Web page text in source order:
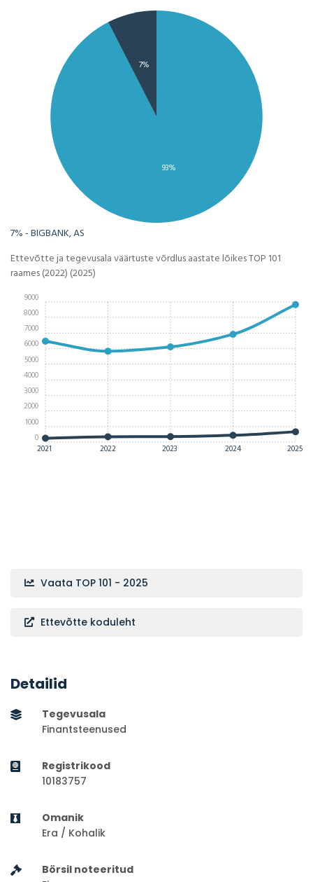
93%
7%
7% - BIGBANK, AS
Ettevõtte ja tegevusala väärtuste võrdlus aastate lõikes TOP 101
raames (2022) (2025)
2021 2022 2023 2024 2025
0
1000
2000
3000
4000
5000
6000
7000
8000
9000
Vaata TOP 101 - 2025
Ettevõtte koduleht
Detailid
Tegevusala
Finantsteenused
Registrikood
10183757
Omanik
Era / Kohalik
Börsil noteeritud